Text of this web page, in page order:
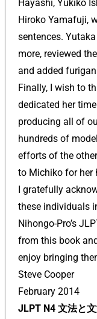
Hayashi, Yukiko
Hiroko Yamafuji,
sentences.
more, reviewed
and added
Finally, I wish to
dedicated her
producing all of
hundreds of
efforts of the
to Michiko for her
I gratefully
these individuals
Nihongo-Pro’s
from this book
enjoy bringing
Steve Cooper
February 2014
JLPT N4 文法と